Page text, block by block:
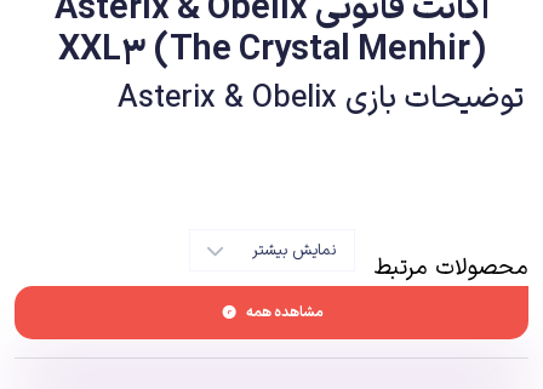
XXL3 (The Crystal Menhir)
توضیحات بازی Asterix & Obelix
مردمان فرانسه و سایر کشورها را با داستان‌های بامزه خود به خنده واداشته‌اند و
تاکنون انیمیشن‌ها و فیلم‌های سینمایی زیادی بر اساس ماجراهایشان ساخته شده
اما متاسفانه در حوزه بازی‌های ویدئویی کمی مهجور هستند. بازی‌هایی که بر
نمایش بیشتر محصولات مرتبط
مشاهده همه